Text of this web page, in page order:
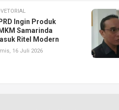
Ingin Produk
Samarinda
Ritel Modern
16 Juli 2026